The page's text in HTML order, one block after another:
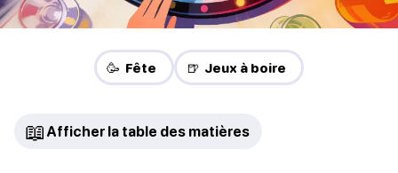
🥳 Fête 🍺 Jeux à boire
📖 Afficher la table des matières